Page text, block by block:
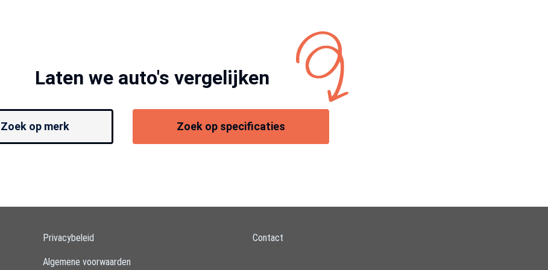
Laten we auto's vergelijken
Zoek op merk Zoek op specificaties
Privacybeleid
Algemene voorwaarden
Contact